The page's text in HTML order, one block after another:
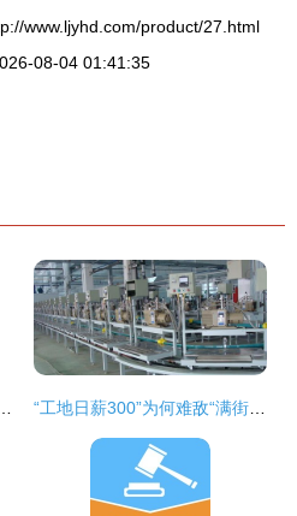
www.ljyhd.com/product/27.html
08-04 01:41:35